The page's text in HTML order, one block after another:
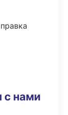
с нами